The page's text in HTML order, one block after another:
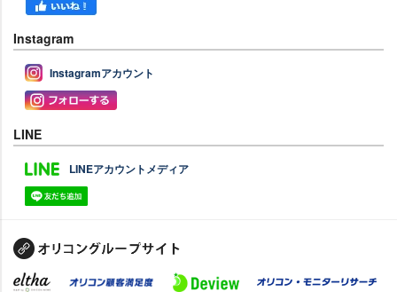
Instagram
Instagramアカウント
LINE
LINEアカウントメディア